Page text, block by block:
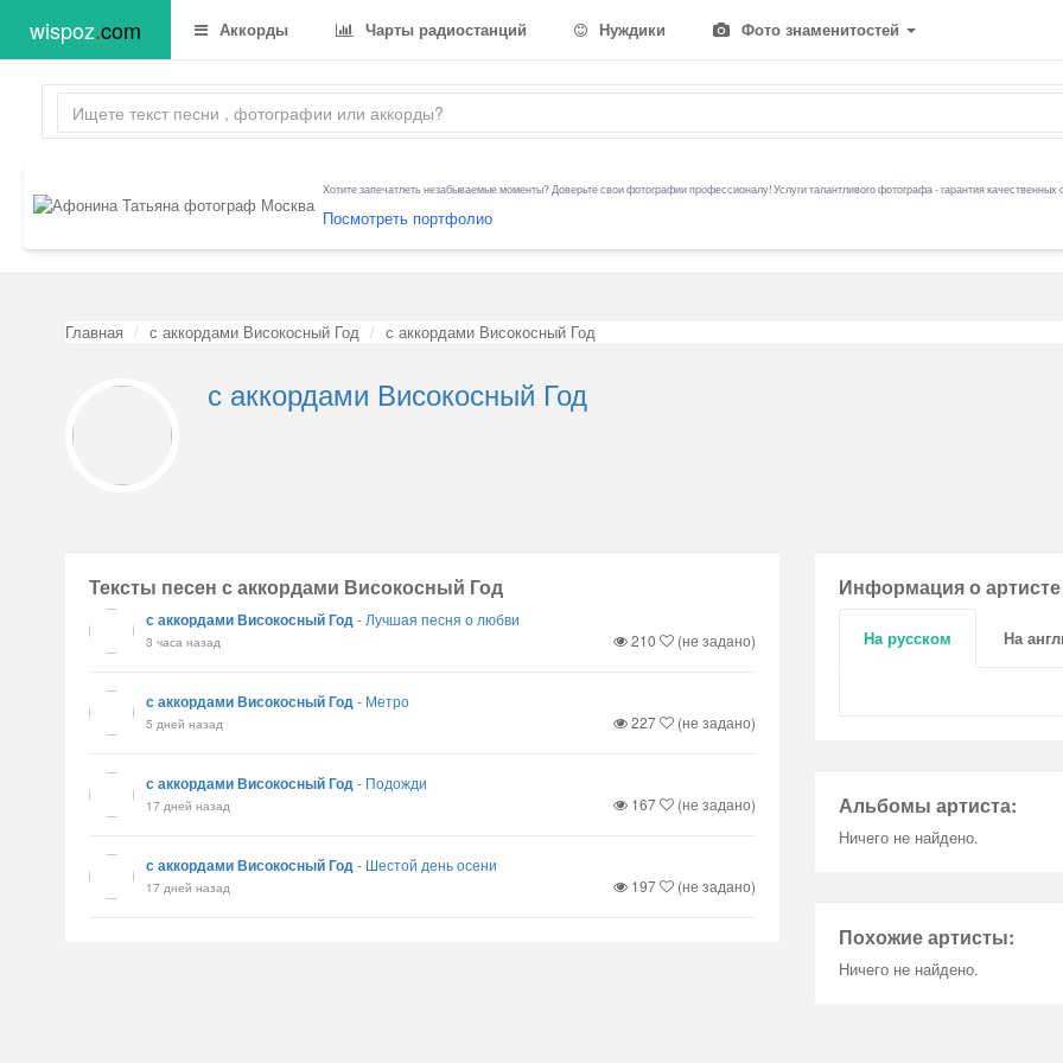
wispoz.com Аккорды Чарты радиостанций Нуждики Фото знаменитостей
Хотите запечатлеть незабываемые моменты? Доверьте свои фотографии профессионалу! Услуги талантливого фотографа - гарантия качественных
Посмотреть портфолио
Главная с аккордами Високосный Год с аккордами Високосный Год
с аккордами Високосный Год
Тексты песен с аккордами Високосный Год
с аккордами Високосный Год- Лучшая песня о любви
3 часа назад 210 (не задано)
с аккордами Високосный Год- Метро
5 дней назад 227 (не задано)
с аккордами Високосный Год- Подожди
17 дней назад 167 (не задано)
с аккордами Високосный Год- Шестой день осени
17 дней назад 197 (не задано)
Информация о артисте
На русском На
Альбомы артиста:
Ничего не найдено.
Похожие артисты:
Ничего не найдено.